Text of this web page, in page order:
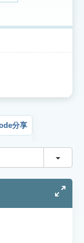
分享
切換